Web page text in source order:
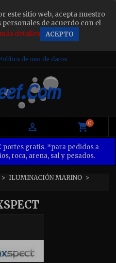
este sitio web, acepta nuestro
personales de acuerdo con el
detalles ACEPTO
de uso de datos
 0
portes gratis. *para pedidos a
roca, arena, sal y pesados.
ILUMINACIÓN MARINO
×
to save products in your